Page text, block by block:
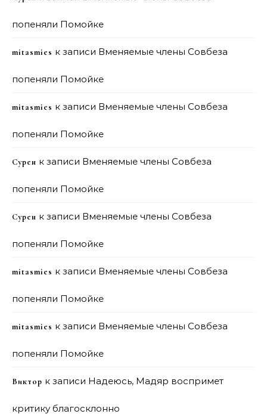
попеняли Помойке
mitasmies к записи Вменяемые члены Совбеза
попеняли Помойке
mitasmies к записи Вменяемые члены Совбеза
попеняли Помойке
Сурен к записи Вменяемые члены Совбеза
попеняли Помойке
Сурен к записи Вменяемые члены Совбеза
попеняли Помойке
mitasmies к записи Вменяемые члены Совбеза
попеняли Помойке
mitasmies к записи Вменяемые члены Совбеза
попеняли Помойке
Виктор к записи Надеюсь, Мадяр воспримет
критику благосклонно